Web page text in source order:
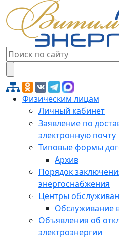
Физическим лицам
Личный кабинет
Заявление по
электронную почту
Типовые формы
Архив
Порядок
энергоснабжения
Центры
Обслуживание
Объявления об
электроэнергии